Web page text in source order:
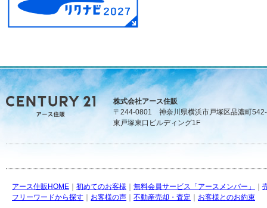
株式会社アース住販
〒244-0801 神奈川県横浜市戸塚区品濃町
東戸塚東口ビルディング1F
アース住販HOME 初めてのお客様 無料会員サービス「アースメンバー」
フリーワードから探す
お客様の声 不動産売却・査定 お客様とのお約束